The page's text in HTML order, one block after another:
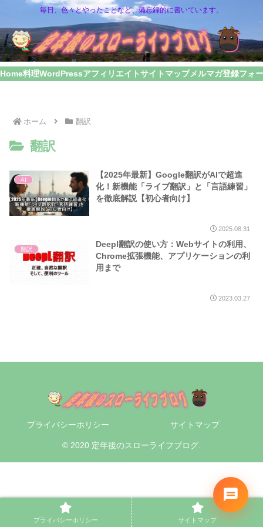
毎日、色々とやったことなど、備忘録的に書いています。
Home料理WordPressアフィリエイトサイトマップメルマガ登録フォ
ホーム 翻訳
翻訳
AI
【2025年最新】Google翻訳がAIで超進
化！新機能「ライブ翻訳」と「言語練習」
を徹底解説【初心者向け】
2025.08.31
翻訳
Deepl翻訳の使い方：Webサイトの利用、
Chrome拡張機能、アプリケーションの利
用まで
2023.03.27
プライバシーホリシー サイトマップ
© 2020 定年後のスローライフブログ.
プライバシーホリシー サイトマップ